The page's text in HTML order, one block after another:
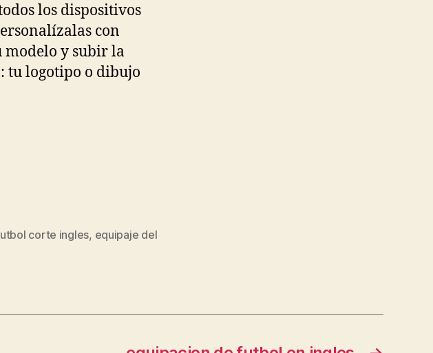
los dispositivos
con
modelo y subir la
tu logotipo o dibujo
corte ingles, equipaje del